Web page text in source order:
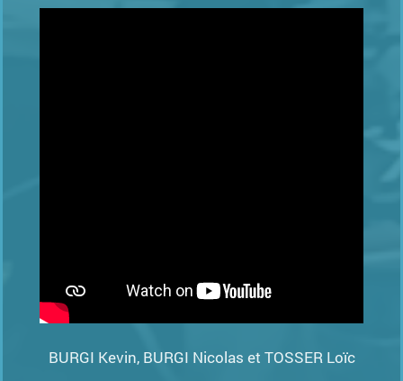
BURGI Kevin, BURGI Nicolas et TOSSER Loïc